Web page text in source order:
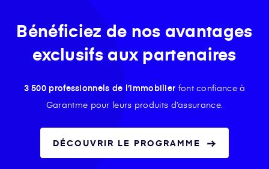
Bénéficiez de nos avantages
exclusifs aux partenaires
3 500 professionnels de l’immobilier font confiance à
Garantme pour leurs produits d’assurance.
DÉCOUVRIR LE PROGRAMME